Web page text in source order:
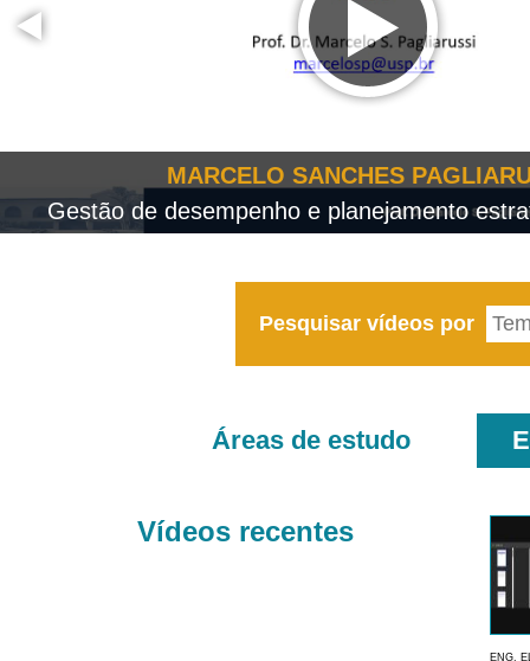
MARCELO SANCHES
Gestão de desempenho e planejamento
Pesquisar vídeos por
Áreas de estudo
Vídeos recentes
ENG.